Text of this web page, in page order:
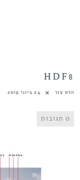
HDF8
הדס צור 24 ביוני 2019
0 תגובות